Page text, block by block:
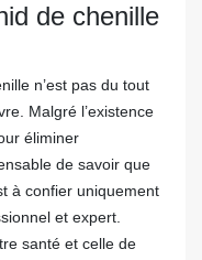
de chenille
n’est pas du tout
Malgré l’existence
éliminer
de savoir que
à confier uniquement
et expert.
santé et celle de